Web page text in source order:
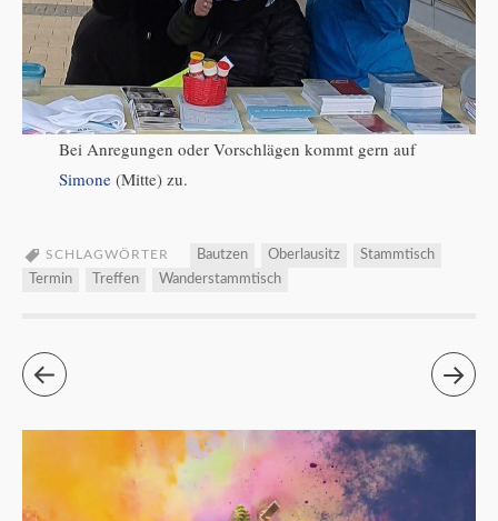
Bei Anregungen oder Vorschlägen kommt gern auf
Simone(Mitte) zu.
SCHLAGWÖRTER Bautzen Oberlausitz
Stammtisch
Termin
Treffen Wanderstammtisch